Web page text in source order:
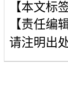
中山
中山
【本文标
【责任编
请注明出